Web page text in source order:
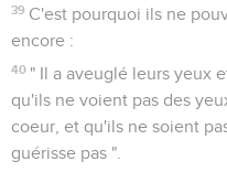
39 C'est pourquoi ils ne
encore :
40 " Il a aveuglé leurs yeux
qu'ils ne voient pas des
coeur, et qu'ils ne soient
guérisse pas ".